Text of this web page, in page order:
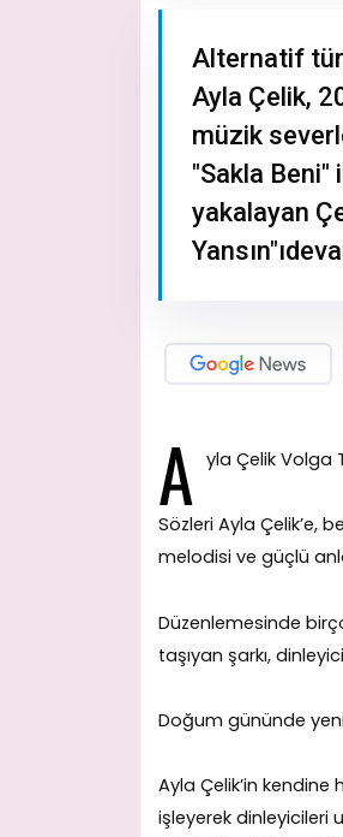
Alternatif
Ayla Çelik,
müzik
"Sakla
yakalayan
A yla Çelik Volga
Sözleri Ayla Çelik’e,
melodisi ve güçlü
Düzenlemesinde
taşıyan şarkı,
Doğum gününde
Ayla Çelik’in kendine
işleyerek dinleyicileri